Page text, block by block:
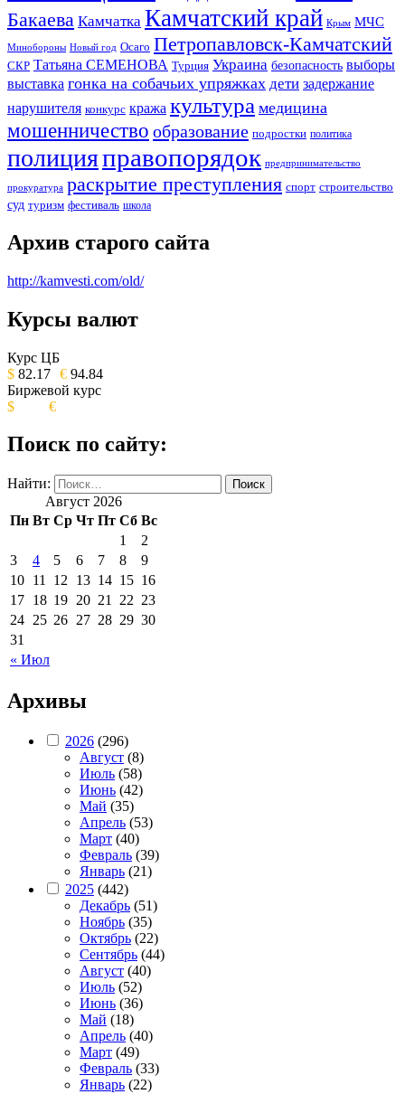
Бакаева Камчатка Камчатский край Крым МЧС
Минобороны Новый год Осаго Петропавловск-Камчатский
СКР Татьяна СЕМЕНОВА Турция Украина безопасность выборы
выставка гонка на собачьих упряжках дети задержание
нарушителя конкурс кража культура медицина
мошенничество образование подростки политика
полицияправопорядок предпринимательство
прокуратура раскрытие преступления спорт строительство
суд туризм фестиваль школа
Архив старого сайта
http://kamvesti.com/old/
ОБЩЕСТВЕННО-ПОЛИТИЧЕСКОЕ
ИЗДАНИЕ КАМЧАТСКОГО КРАЯ.
Курсы валют
Курс ЦБ
$ 82.17 € 94.84
Биржевой курс
$
€
Поиск по сайту:
Найти:
Август 2026
Пн Вт Ср Чт Пт Сб Вс
« Июл
1
2
3
4 5 6 7 8
9
10 11 12 13 14 15 16
17 18 19 20 21 22 23
24 25 26 27 28 29 30
31
Архивы
2026 (296)
Август (8)
Июль (58)
Июнь (42)
Май (35)
Апрель (53)
Март (40)
Февраль (39)
Январь (21)
2025 (442)
Декабрь (51)
Ноябрь (35)
Октябрь (22)
Сентябрь (44)
Август (40)
Июль (52)
Июнь (36)
Май (18)
Апрель (40)
Март (49)
Февраль (33)
Январь (22)